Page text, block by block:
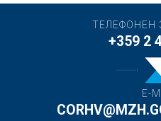
ТЕЛЕФОНЕН
+359 2
E-